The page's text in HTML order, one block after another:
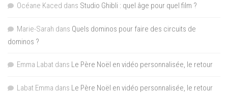
Océane Kaced dans Studio Ghibli : quel âge pour quel film ?
Marie-Sarah dans Quels dominos pour faire des circuits de
dominos ?
Emma Labat dans Le Père Noël en vidéo personnalisée, le retour
Labat Emma dans Le Père Noël en vidéo personnalisée, le retour